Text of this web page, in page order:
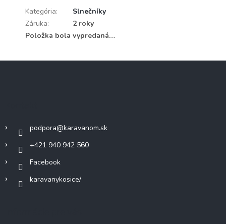
Kategória:
Slnečníky
Záruka:
2 roky
Položka bola vypredaná…
podpora@karavanom.sk
+421 940 942 560
Facebook
karavanykosice/